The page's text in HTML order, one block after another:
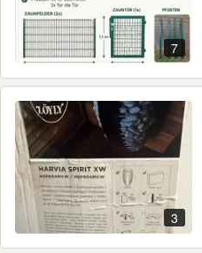
7
3